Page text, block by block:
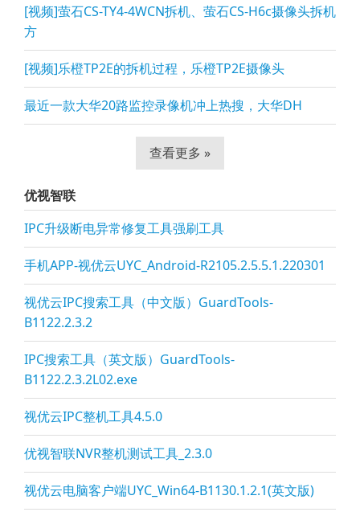
[视频]萤石CS-TY4-4WCN拆机、萤石CS-H6c摄像头拆机
方
[视频]乐橙TP2E的拆机过程，乐橙TP2E摄像头
最近一款大华20路监控录像机冲上热搜，大华DH
查看更多 »
优视智联
IPC升级断电异常修复工具强刷工具
手机APP-视优云UYC_Android-R2105.2.5.5.1.220301
视优云IPC搜索工具（中文版）GuardTools-
B1122.2.3.2
IPC搜索工具（英文版）GuardTools-
B1122.2.3.2L02.exe
视优云IPC整机工具4.5.0
优视智联NVR整机测试工具_2.3.0
视优云电脑客户端UYC_Win64-B1130.1.2.1(英文版)